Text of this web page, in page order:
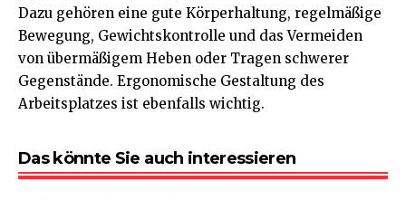
Dazu gehören eine gute Körperhaltung, regelmäßige
Bewegung, Gewichtskontrolle und das Vermeiden
von übermäßigem Heben oder Tragen schwerer
Gegenstände. Ergonomische Gestaltung des
Arbeitsplatzes ist ebenfalls wichtig.
Das könnte Sie auch interessieren